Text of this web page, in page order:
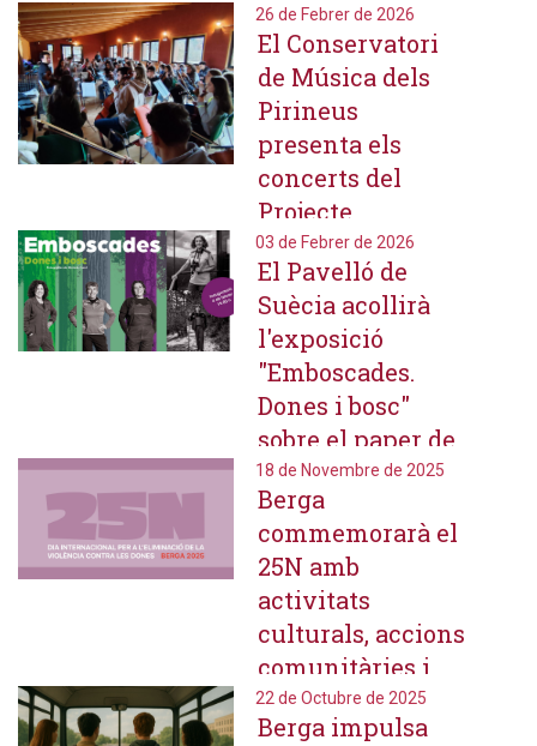
8M
26 de Febrer de 2026
El Conservatori
de Música dels
Pirineus
presenta els
concerts del
Projecte
Simfònic 2025-
2026 a la Seu
d'Urgell i
Andorra la Vella
03 de Febrer de 2026
El Pavelló de
Suècia acollirà
l'exposició
"Emboscades.
Dones i bosc"
sobre el paper de
les dones en
l'àmbit forestal
18 de Novembre de 2025
Berga
commemorarà el
25N amb
activitats
culturals, accions
comunitàries i
reivindicació
feminista
22 de Octubre de 2025
Berga impulsa